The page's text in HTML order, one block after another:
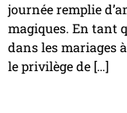
journée remplie
magiques. En tant
dans les mariages
le privilège de […]